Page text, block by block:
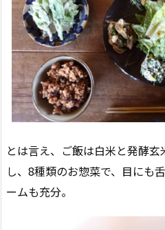
とは言え、ご飯は白米と発酵
し、8種類のお惣菜で、目にも
ームも充分。